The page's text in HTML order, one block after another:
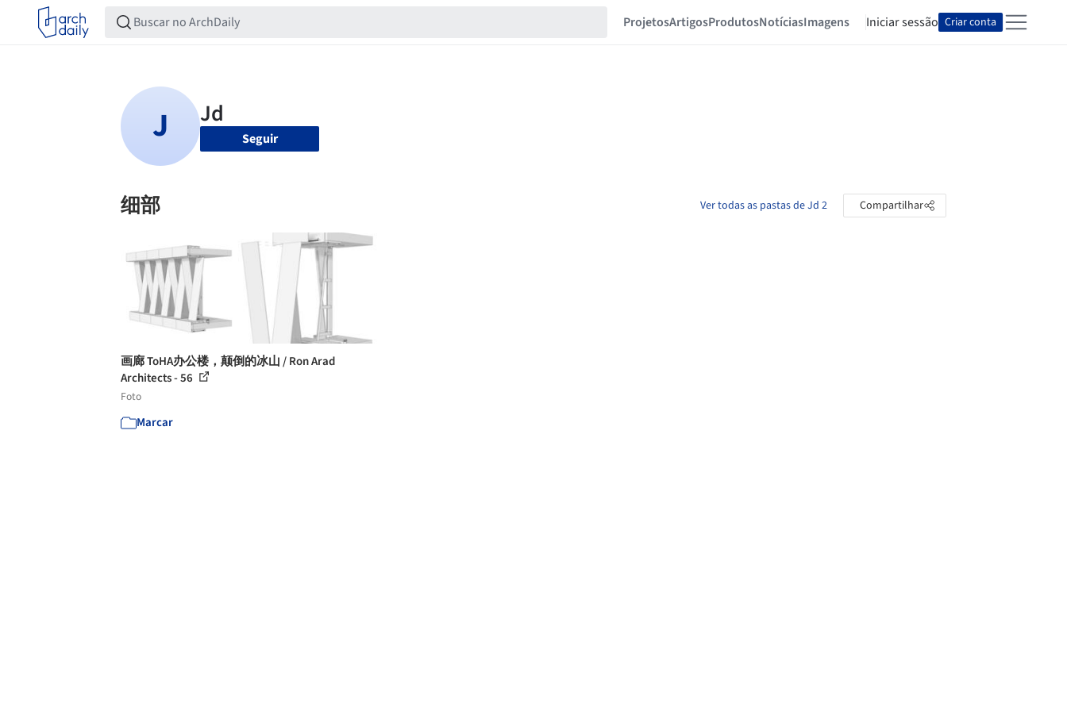
ProjetosArtigosProdutosNotíciasImagens Iniciar sessão Criar conta
Seguir
细部 Ver todas as pastas de Jd 2 Compartilhar
画廊 ToHA办公楼，颠倒的冰山 / Ron Arad
Architects - 56
Foto
Marcar